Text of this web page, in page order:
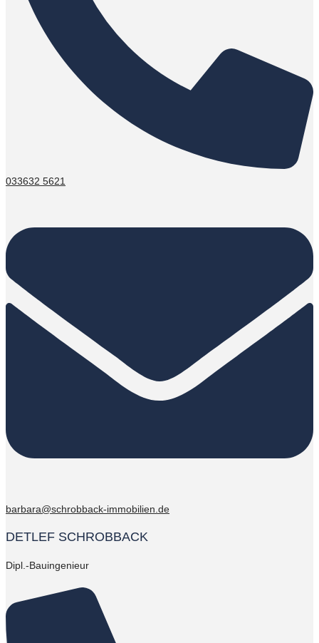
033632 5621
barbara@schrobback-immobilien.de
DETLEF SCHROBBACK
Dipl.-Bauingenieur